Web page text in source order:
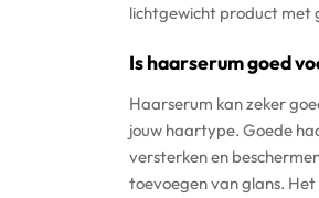
lichtgewicht product met
Is haarserum goed
Haarserum kan zeker
jouw haartype. Goede
versterken en
toevoegen van glans.